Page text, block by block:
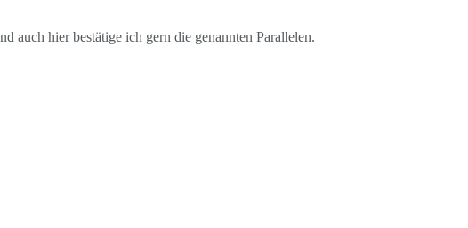
auch hier bestätige ich gern die genannten Parallelen.